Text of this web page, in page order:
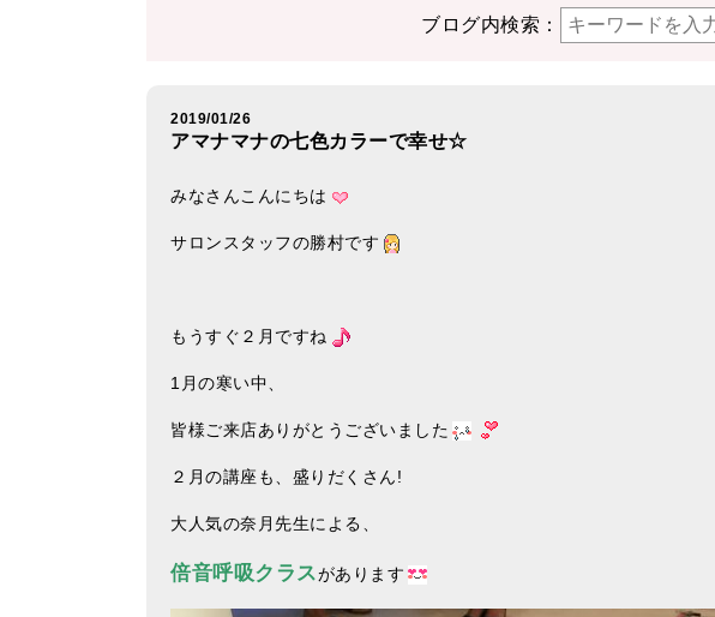
ブログ内検索：
2019/01/26
アマナマナの七色カラーで幸せ☆
みなさんこんにちは
サロンスタッフの勝村です
もうすぐ２月ですね
1月の寒い中、
皆様ご来店ありがとうございました
２月の講座も、盛りだくさん!
大人気の奈月先生による、
倍音呼吸クラスがあります